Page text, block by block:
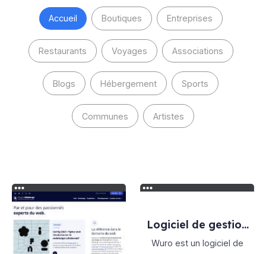
Accueil Boutiques Entreprises
Restaurants Voyages Associations
Blogs Hébergement Sports
Communes Artistes
Logiciel de gestion
d'entreprise
Wuro est un logiciel de